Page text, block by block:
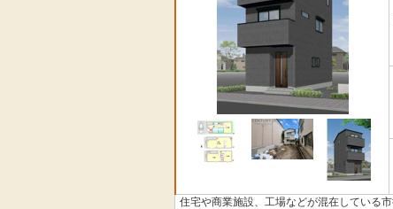
住宅や商業施設、工場などが混在している